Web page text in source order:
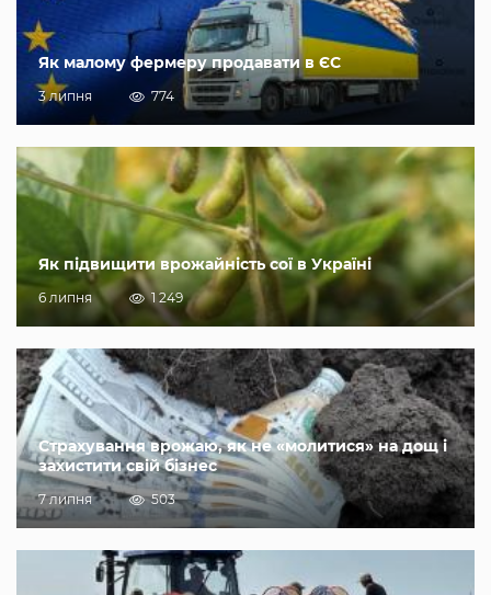
Як малому фермеру продавати в ЄС
3 липня 774
Як підвищити врожайність сої в Україні
6 липня 1 249
Страхування врожаю, як не «молитися» на дощ і
захистити свій бізнес
7 липня 503